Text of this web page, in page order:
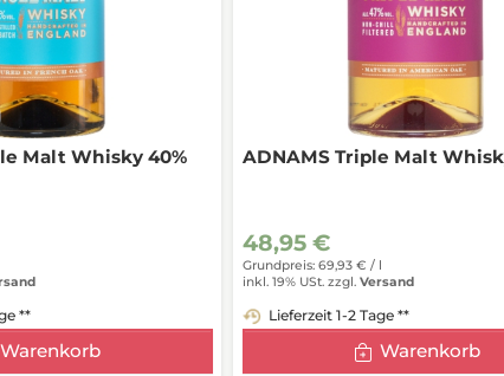
Malt Whisky 40%
**
Warenkorb
ADNAMS Triple Malt
48,95 €
Grundpreis: 69,93 € / l
inkl. 19% USt. zzgl. Versand
Lieferzeit 1-2 Tage **
Warenkorb